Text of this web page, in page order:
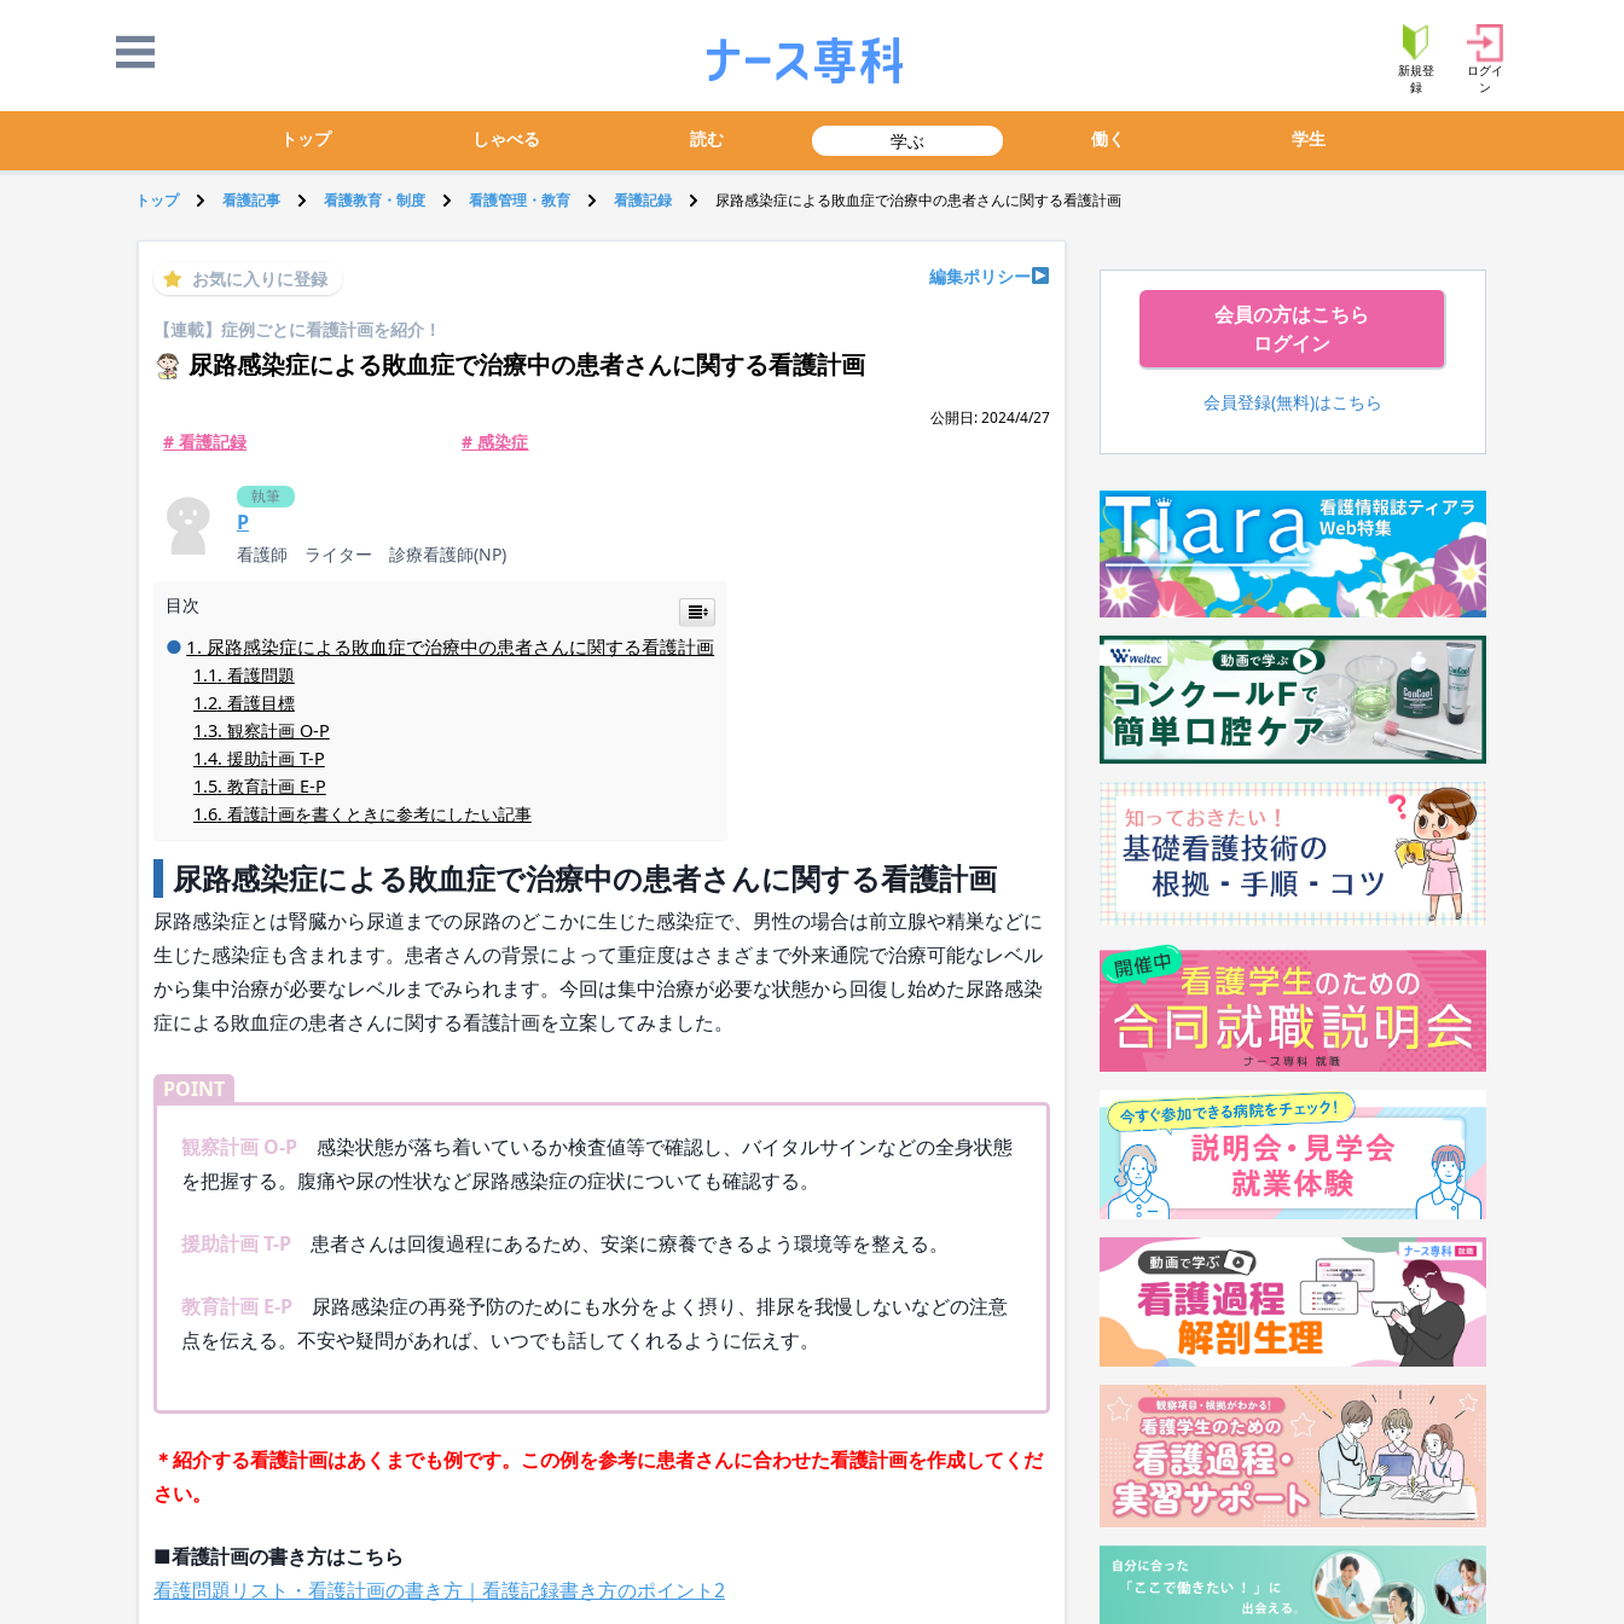
新規登
録
ログイ
ン
トップ しゃべる 読む 学ぶ 働く 学生
トップ 看護記事 看護教育・制度 看護管理・教育 看護記録 尿路感染症による敗血症で治療中の患者さんに関する看護計画
お気に入りに登録 編集ポリシー
【連載】症例ごとに看護計画を紹介！
尿路感染症による敗血症で治療中の患者さんに関する看護計画
公開日: 2024/4/27
# 看護記録 # 感染症
執筆
P
看護師 ライター 診療看護師(NP)
目次
尿路感染症による敗血症で治療中の患者さんに関する看護計画
看護問題
看護目標
観察計画 O-P
援助計画 T-P
教育計画 E-P
看護計画を書くときに参考にしたい記事
尿路感染症による敗血症で治療中の患者さんに関する看護計画
尿路感染症とは腎臓から尿道までの尿路のどこかに生じた感染症で、男性の場合は前立腺や精巣などに
生じた感染症も含まれます。患者さんの背景によって重症度はさまざまで外来通院で治療可能なレベル
から集中治療が必要なレベルまでみられます。今回は集中治療が必要な状態から回復し始めた尿路感染
症による敗血症の患者さんに関する看護計画を立案してみました。
POINT
観察計画 O-P 感染状態が落ち着いているか検査値等で確認し、バイタルサインなどの全身状態
を把握する。腹痛や尿の性状など尿路感染症の症状についても確認する。
援助計画 T-P 患者さんは回復過程にあるため、安楽に療養できるよう環境等を整える。
教育計画 E-P 尿路感染症の再発予防のためにも水分をよく摂り、排尿を我慢しないなどの注意
点を伝える。不安や疑問があれば、いつでも話してくれるように伝えす。
＊紹介する看護計画はあくまでも例です。この例を参考に患者さんに合わせた看護計画を作成してくだ
さい。
■看護計画の書き方はこちら
看護問題リスト・看護計画の書き方｜看護記録書き方のポイント2
会員の方はこちら
ログイン
会員登録(無料)はこちら